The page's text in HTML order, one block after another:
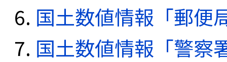
国土数値情報「郵便
国土数値情報「警察